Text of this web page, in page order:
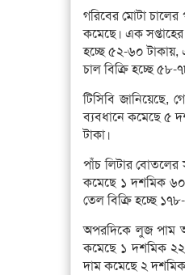
গরিবের মোটা
কমেছে। এক
হচ্ছে ৫২-৬০
চাল বিক্রি হচ্ছে
টিসিবি
ব্যবধানে কমেছে ৫
টাকা।
পাঁচ লিটার বোতলের
কমেছে ১ দশমিক
তেল বিক্রি হচ্ছে
অপরদিকে লুজ পাম
কমেছে ১ দশমিক ২২
দাম কমেছে ২